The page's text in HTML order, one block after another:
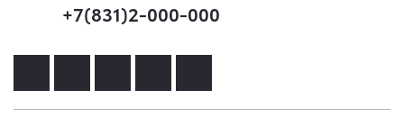
+7(831)2-000-000